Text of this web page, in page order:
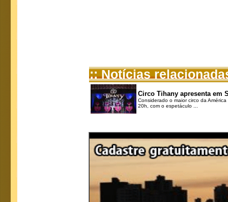
:: Notícias
Circo Tihany apresenta em
Considerado o maior circo da
20h, com o espetáculo ...